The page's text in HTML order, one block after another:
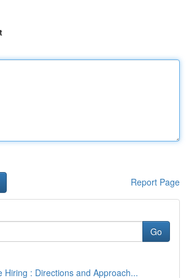
Report Page
Go
Hiring : Directions and Approach...